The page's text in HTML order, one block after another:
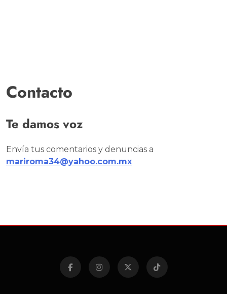
Contacto
Te damos voz
Envía tus comentarios y denuncias a
mariroma34@yahoo.com.mx